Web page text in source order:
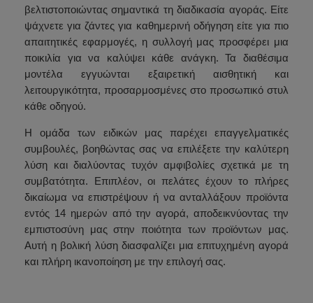
βελτιστοποιώντας σημαντικά τη διαδικασία αγοράς. Είτε
ψάχνετε για ζάντες για καθημερινή οδήγηση είτε για πιο
απαιτητικές εφαρμογές, η συλλογή μας προσφέρει μια
ποικιλία για να καλύψει κάθε ανάγκη. Τα διαθέσιμα
μοντέλα εγγυώνται εξαιρετική αισθητική και
λειτουργικότητα, προσαρμοσμένες στο προσωπικό στυλ
κάθε οδηγού.
Η ομάδα των ειδικών μας παρέχει επαγγελματικές
συμβουλές, βοηθώντας σας να επιλέξετε την καλύτερη
λύση και διαλύοντας τυχόν αμφιβολίες σχετικά με τη
συμβατότητα. Επιπλέον, οι πελάτες έχουν το πλήρες
δικαίωμα να επιστρέψουν ή να ανταλλάξουν προϊόντα
εντός 14 ημερών από την αγορά, αποδεικνύοντας την
εμπιστοσύνη μας στην ποιότητα των προϊόντων μας.
Αυτή η βολική λύση διασφαλίζει μια επιτυχημένη αγορά
και πλήρη ικανοποίηση με την επιλογή σας.